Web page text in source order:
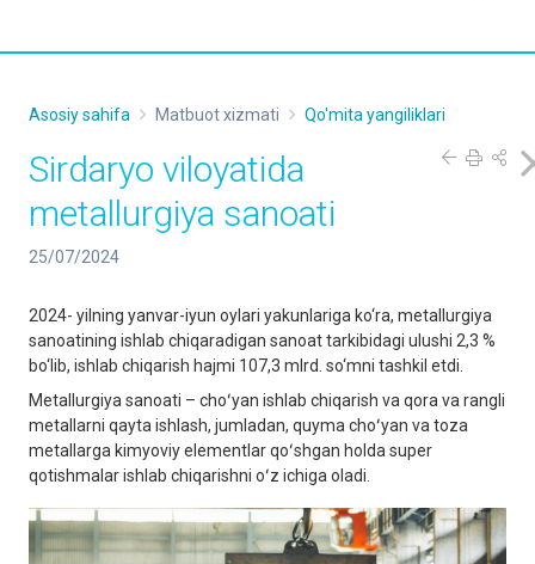
Asosiy sahifa Matbuot xizmati Qo'mita yangiliklari
Sirdaryo viloyatida
metallurgiya sanoati
25/07/2024
2024- yilning yanvar-iyun oylari yakunlariga ko‘ra, metallurgiya
sanoatining ishlab chiqaradigan sanoat tarkibidagi ulushi 2,3 %
bo‘lib, ishlab chiqarish hajmi 107,3 mlrd. so‘mni tashkil etdi.
Metallurgiya sanoati – choʻyan ishlab chiqarish va qora va rangli
metallarni qayta ishlash, jumladan, quyma choʻyan va toza
metallarga kimyoviy elementlar qoʻshgan holda super
qotishmalar ishlab chiqarishni oʻz ichiga oladi.